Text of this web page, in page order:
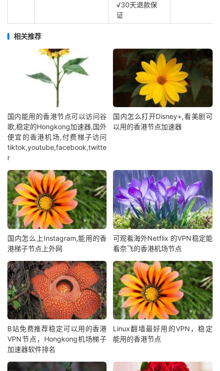
√30天退款保
证
相关推荐
国内能用的香港节点可以访问谷
歌,稳定的Hongkong加速器,国外
便宜的香港机场,付费梯子访问
tiktok,youtube,facebook,twitte
r
国内怎么打开Disney+,看美剧可
以用的香港节点加速器
国内怎么上Instagram,能用的香
港梯子节点上外网
可观看海外Netflix 的VPN稳定能
看奈飞的香港机场节点
B站免费推荐稳定可以用的香港
VPN节点，Hongkong机场梯子
加速器软件排名
Linux翻墙最好用的VPN，稳定
能用的香港节点